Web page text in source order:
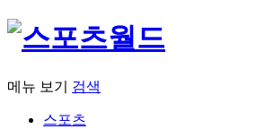
메뉴 보기 검색
스포츠